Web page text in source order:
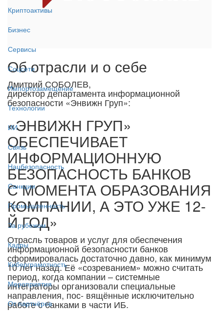
Криптоактивы
Бизнес
Сервисы
Соцсети
Импортозамещение
Технологии
ИИ
Связь
Нацбезопасность
Санкции
Промышленность
За рубежом
Кадры
Киберграмотность
Мероприятия
От партнёров
Об отрасли и о себе
Дмитрий СОБОЛЕВ,
директор департамента информационной
безопасности «Энвижн Груп»:
«ЭНВИЖН ГРУП»
ОБЕСПЕЧИВАЕТ
ИНФОРМАЦИОННУЮ
БЕЗОПАСНОСТЬ БАНКОВ
С МОМЕНТА ОБРАЗОВАНИЯ
КОМПАНИИ, А ЭТО УЖЕ 12-
Й ГОД»
Отрасль товаров и услуг для обеспечения
информационной безопасности банков
сформировалась достаточно давно, как минимум
10 лет назад. Её «созреванием» можно считать
период, когда компании – системные
интеграторы организовали специальные
направления, пос- вящённые исключительно
работе с банками в части ИБ.